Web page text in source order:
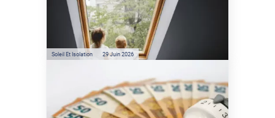
Véranda et Velux : Comment
bloquer jusqu'à 80% de
l'énergie solaire sans
climatisation ?
Soleil Et Isolation 29 Juin 2026
Film anti-chaleur : quelles
sont les économies d’énergie
réelles ?